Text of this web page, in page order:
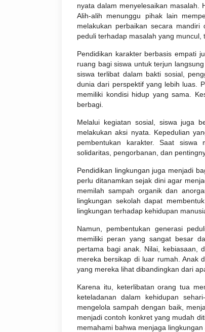
nyata dalam menyelesaikan masalah.
Alih-alih menunggu pihak lain
melakukan perbaikan secara
peduli terhadap masalah yang muncul,
Pendidikan karakter berbasis empati
ruang bagi siswa untuk terjun
siswa terlibat dalam bakti sosial,
dunia dari perspektif yang lebih luas.
memiliki kondisi hidup yang sama.
berbagi.
Melalui kegiatan sosial, siswa juga
melakukan aksi nyata. Kepedulian
pembentukan karakter. Saat siswa
solidaritas, pengorbanan, dan
Pendidikan lingkungan juga menjadi
perlu ditanamkan sejak dini agar
memilah sampah organik dan
lingkungan sekolah dapat
lingkungan terhadap kehidupan
Namun, pembentukan generasi
memiliki peran yang sangat besar
pertama bagi anak. Nilai, kebiasaan,
mereka bersikap di luar rumah. Anak
yang mereka lihat dibandingkan dari
Karena itu, keterlibatan orang tua
keteladanan dalam kehidupan
mengelola sampah dengan baik,
menjadi contoh konkret yang mudah
memahami bahwa menjaga